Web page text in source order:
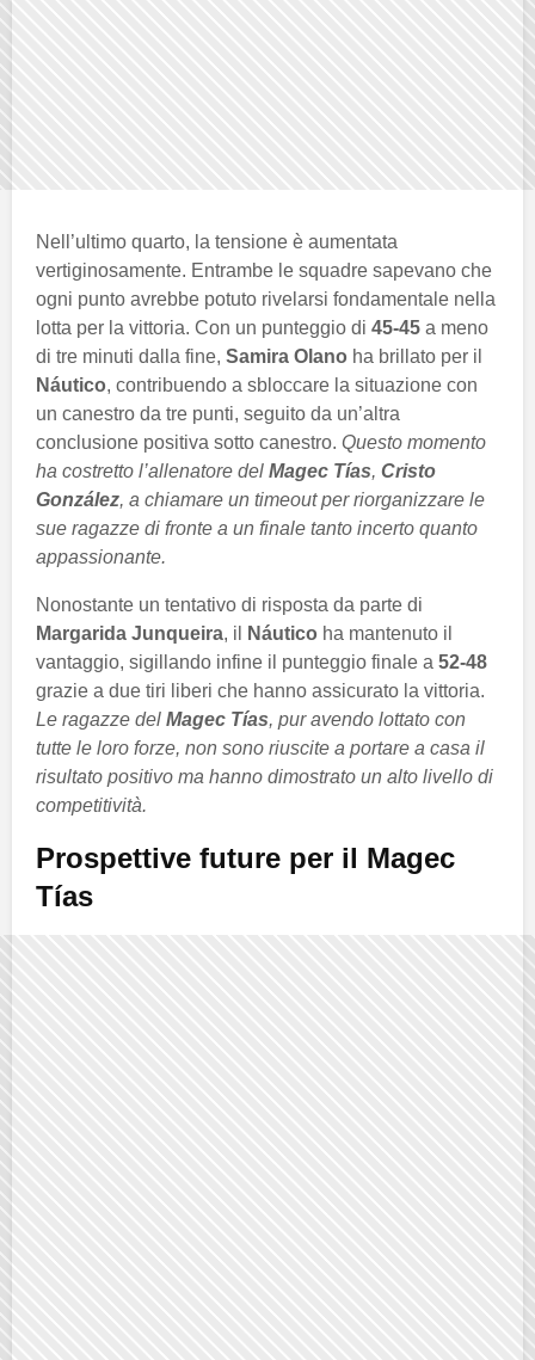
Nell’ultimo quarto, la tensione è aumentata
vertiginosamente. Entrambe le squadre sapevano che
ogni punto avrebbe potuto rivelarsi fondamentale nella
lotta per la vittoria. Con un punteggio di 45-45 a meno
di tre minuti dalla fine, Samira Olano ha brillato per il
Náutico, contribuendo a sbloccare la situazione con
un canestro da tre punti, seguito da un’altra
conclusione positiva sotto canestro. Questo momento
ha costretto l’allenatore del Magec Tías, Cristo
González, a chiamare un timeout per riorganizzare le
sue ragazze di fronte a un finale tanto incerto quanto
appassionante.
Nonostante un tentativo di risposta da parte di
Margarida Junqueira, il Náutico ha mantenuto il
vantaggio, sigillando infine il punteggio finale a 52-48
grazie a due tiri liberi che hanno assicurato la vittoria.
Le ragazze del Magec Tías, pur avendo lottato con
tutte le loro forze, non sono riuscite a portare a casa il
risultato positivo ma hanno dimostrato un alto livello di
competitività.
Prospettive future per il Magec
Tías